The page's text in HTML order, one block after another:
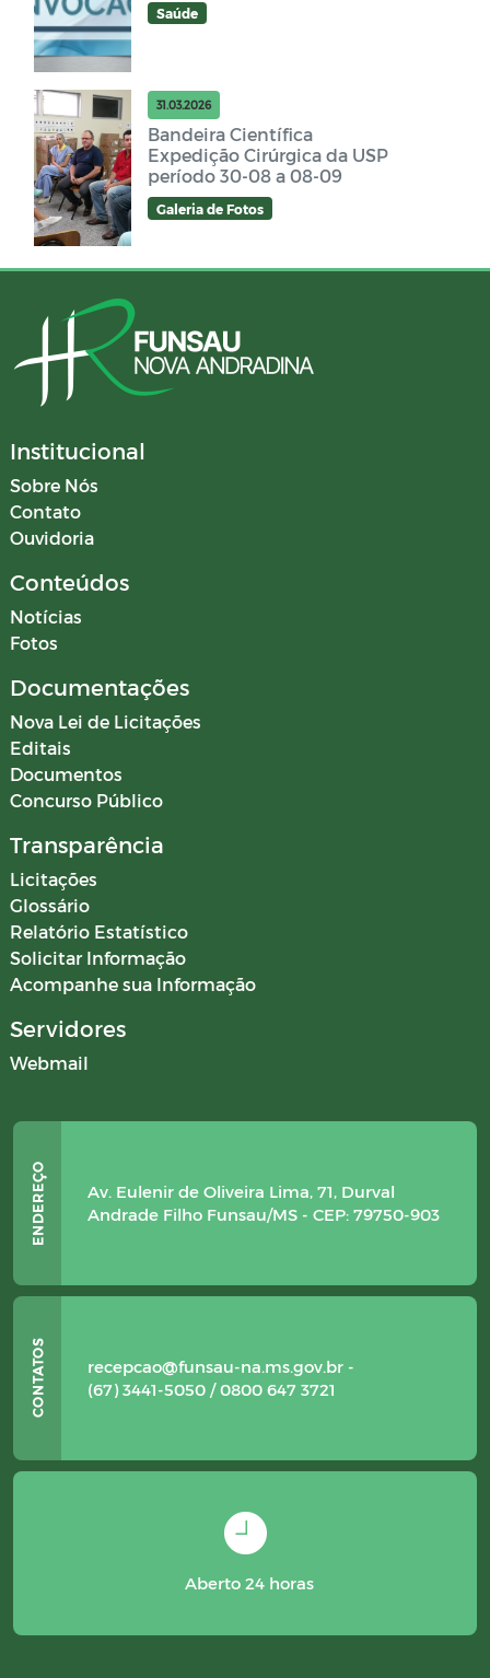
Saúde
31.03.2026
Bandeira Científica
Expedição Cirúrgica da USP
período 30-08 a 08-09
Galeria de Fotos
Institucional
Sobre Nós
Contato
Ouvidoria
Conteúdos
Notícias
Fotos
Documentações
Nova Lei de Licitações
Editais
Documentos
Concurso Público
Transparência
Licitações
Glossário
Relatório Estatístico
Solicitar Informação
Acompanhe sua Informação
Servidores
Webmail
Av. Eulenir de Oliveira Lima, 71, Durval
Andrade Filho Funsau/MS - CEP: 79750-903
recepcao@funsau-na.ms.gov.br -
(67) 3441-5050 / 0800 647 3721
Aberto 24 horas